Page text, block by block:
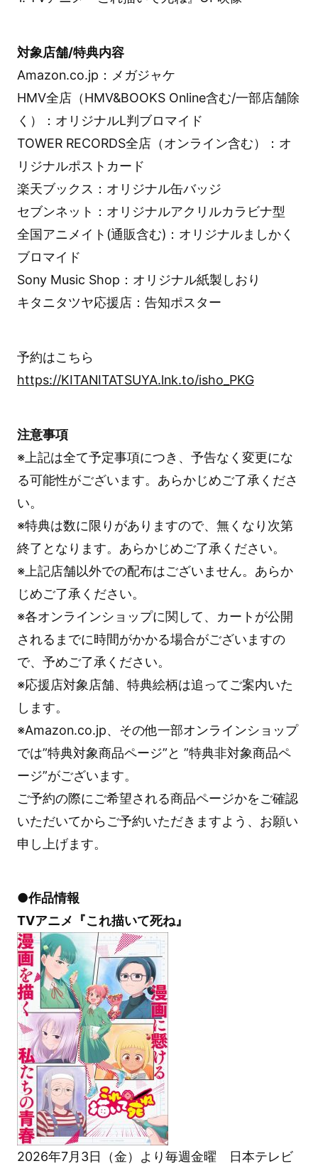
対象店舗/特典内容
Amazon.co.jp：メガジャケ
HMV全店（HMV&BOOKS Online含む/一部店舗除
く）：オリジナルL判ブロマイド
TOWER RECORDS全店（オンライン含む）：オ
リジナルポストカード
楽天ブックス：オリジナル缶バッジ
セブンネット：オリジナルアクリルカラビナ型
全国アニメイト(通販含む)：オリジナルましかく
ブロマイド
Sony Music Shop：オリジナル紙製しおり
キタニタツヤ応援店：告知ポスター
予約はこちら
https://KITANITATSUYA.lnk.to/isho_PKG
注意事項
※上記は全て予定事項につき、予告なく変更にな
る可能性がございます。あらかじめご了承くださ
い。
※特典は数に限りがありますので、無くなり次第
終了となります。あらかじめご了承ください。
※上記店舗以外での配布はございません。あらか
じめご了承ください。
※各オンラインショップに関して、カートが公開
されるまでに時間がかかる場合がございますの
で、予めご了承ください。
※応援店対象店舗、特典絵柄は追ってご案内いた
します。
※Amazon.co.jp、その他一部オンラインショップ
では”特典対象商品ページ”と ”特典非対象商品ペ
ージ”がございます。
ご予約の際にご希望される商品ページかをご確認
いただいてからご予約いただきますよう、お願い
申し上げます。
●作品情報
TVアニメ『これ描いて死ね』
2026年7月3日（金）より毎週金曜 日本テレビ